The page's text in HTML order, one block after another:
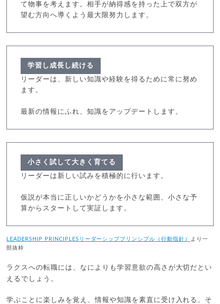
て物事を考えます。相手が納得感を持った上で双方が
望む方向へ導くよう最大限努力します。
学習し成長し続ける
リーダーは、新しい知識や経験を得るために常に努め
ます。
最新の情報にふれ、知識をアップデートします。
小さく試して大きく育てる
リーダーは新しい試みを積極的に行います。
仮説が本当に正しいかどうかを小さな範囲、小さな予
算からスタートして実証します。
LEADERSHIP PRINCIPLESリーダーシッププリンシプル（行動指針）
より一
部抜粋
ラクスへの転職には、なによりも学習意欲の高さが大切だとい
えるでしょう。
学ぶことに楽しみを覚え、情報や知識を素直に受け入れる。そ